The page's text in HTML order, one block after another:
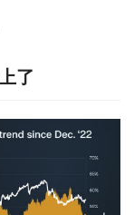
了